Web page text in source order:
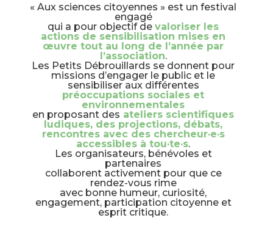
« Aux sciences citoyennes » est un festival
engagé
qui a pour objectif devaloriser les
actions de sensibilisation mises en
œuvre tout au long de l’année par
l’association.
Les Petits Débrouillards se donnent pour
missions d’engager le public et le
sensibiliser aux différentes
préoccupations sociales et
environnementales
en proposant des ateliers scientifiques
ludiques, des projections, débats,
rencontres avec des chercheur·e·s
accessibles à tou·te·s.
Les organisateurs, bénévoles et
partenaires
collaborent activement pour que ce
rendez-vous rime
avec bonne humeur, curiosité,
engagement, participation citoyenne et
esprit critique.